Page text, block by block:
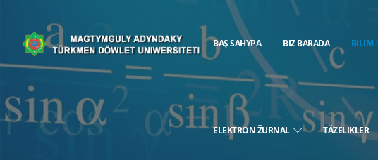
BAŞ SAHYPA BIZ BARADA BILIM
ELEKTRON ŽURNAL TÄZELIKLER